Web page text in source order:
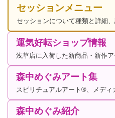
セッションメニュー
セッションについて種類と詳細
運気好転ショップ情報
浅草店に入荷した新商品・新作
森中めぐみアート集
スピリチュアルアート®、メデ
森中めぐみ紹介